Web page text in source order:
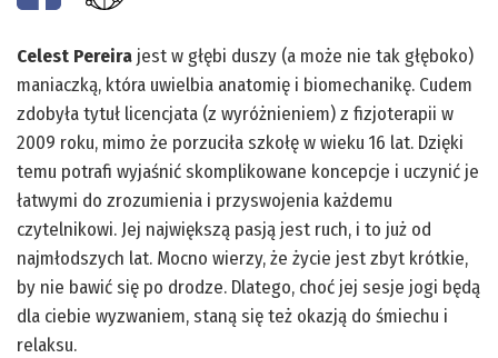
Celest Pereira jest w głębi duszy (a może nie tak głęboko)
maniaczką, która uwielbia anatomię i biomechanikę. Cudem
zdobyła tytuł licencjata (z wyróżnieniem) z fizjoterapii w
2009 roku, mimo że porzuciła szkołę w wieku 16 lat. Dzięki
temu potrafi wyjaśnić skomplikowane koncepcje i uczynić je
łatwymi do zrozumienia i przyswojenia każdemu
czytelnikowi. Jej największą pasją jest ruch, i to już od
najmłodszych lat. Mocno wierzy, że życie jest zbyt krótkie,
by nie bawić się po drodze. Dlatego, choć jej sesje jogi będą
dla ciebie wyzwaniem, staną się też okazją do śmiechu i
relaksu.